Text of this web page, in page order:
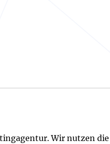
Wir nutzen die